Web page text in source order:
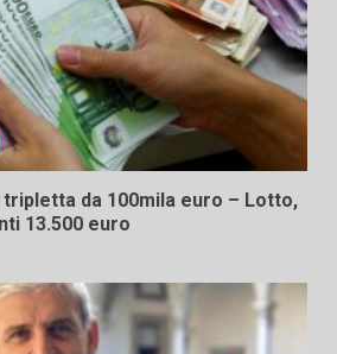
da 100mila euro – Lotto,
13.500 euro